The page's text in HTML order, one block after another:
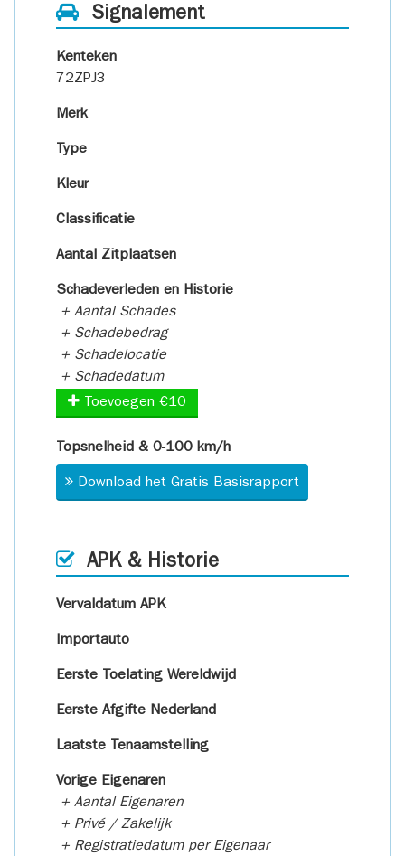
Signalement
Kenteken
72ZPJ3
Merk
Type
Kleur
Classificatie
Aantal Zitplaatsen
Schadeverleden en Historie
+ Aantal Schades
+ Schadebedrag
+ Schadelocatie
+ Schadedatum
Toevoegen €10
Topsnelheid & 0-100 km/h
Download het Gratis Basisrapport
APK & Historie
Vervaldatum APK
Importauto
Eerste Toelating Wereldwijd
Eerste Afgifte Nederland
Laatste Tenaamstelling
Vorige Eigenaren
+ Aantal Eigenaren
+ Privé / Zakelijk
+ Registratiedatum per Eigenaar